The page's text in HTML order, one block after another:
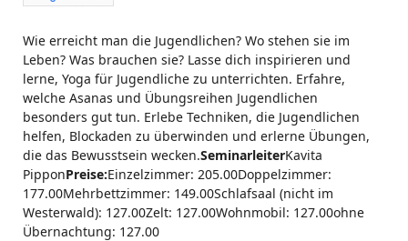
Wie erreicht man die Jugendlichen? Wo stehen sie im
Leben? Was brauchen sie? Lasse dich inspirieren und
lerne, Yoga für Jugendliche zu unterrichten. Erfahre,
welche Asanas und Übungsreihen Jugendlichen
besonders gut tun. Erlebe Techniken, die Jugendlichen
helfen, Blockaden zu überwinden und erlerne Übungen,
die das Bewusstsein wecken.SeminarleiterKavita
PipponPreise:Einzelzimmer: 205.00Doppelzimmer:
177.00Mehrbettzimmer: 149.00Schlafsaal (nicht im
Westerwald): 127.00Zelt: 127.00Wohnmobil: 127.00ohne
Übernachtung: 127.00